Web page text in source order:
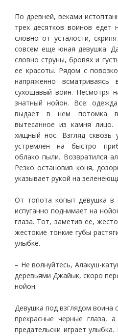
По древней, веками
трех десятков воинов едет
словно от усталости,
совсем еще юная девушка.
словно струны, бровях и
ее красоты. Рядом с
напряженно всматриваясь
сухощавый воин. Несмотря
знатный нойон. Все:
выдает в нем потомка
вытесанное из камня
хищный нос. Взгляд сквозь
устремлен на быстро
облако пыли. Возвратился
Резко остановив коня,
указывает рукой на
От топота копыт девушка в
испуганно поднимает на
глаза. Тот, заметив ее,
жестокие тонкие губы
улыбке.
– Не волнуйтесь, Алакуш-
деревьями Джайык, скоро
нойон.
Девушка под взглядом воина
прекрасные черные глаза,
предательски играет